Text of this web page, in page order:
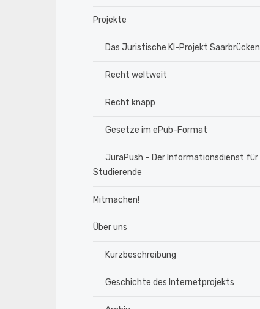
Projekte
Das Juristische KI-Projekt Saarbrücken
Recht weltweit
Recht knapp
Gesetze im ePub-Format
JuraPush – Der Informationsdienst für
Studierende
Mitmachen!
Über uns
Kurzbeschreibung
Geschichte des Internetprojekts